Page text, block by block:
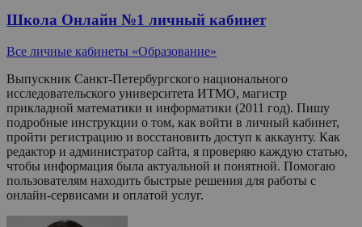
Школа Онлайн №1 личный кабинет
Все личные кабинеты «Образование»
Выпускник Санкт-Петербургского национального
исследовательского университета ИТМО, магистр
прикладной математики и информатики (2011 год). Пишу
подробные инструкции о том, как войти в личный кабинет,
пройти регистрацию и восстановить доступ к аккаунту. Как
редактор и администратор сайта, я проверяю каждую статью,
чтобы информация была актуальной и понятной. Помогаю
пользователям находить быстрые решения для работы с
онлайн-сервисами и оплатой услуг.